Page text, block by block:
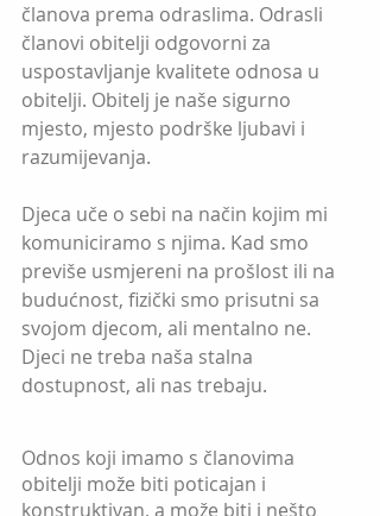
članova prema odraslima. Odrasli
članovi obitelji odgovorni za
uspostavljanje kvalitete odnosa u
obitelji. Obitelj je naše sigurno
mjesto, mjesto podrške ljubavi i
razumijevanja.
Djeca uče o sebi na način kojim mi
komuniciramo s njima. Kad smo
previše usmjereni na prošlost ili na
budućnost, fizički smo prisutni sa
svojom djecom, ali mentalno ne.
Djeci ne treba naša stalna
dostupnost, ali nas trebaju.
Odnos koji imamo s članovima
obitelji može biti poticajan i
konstruktivan, a može biti i nešto